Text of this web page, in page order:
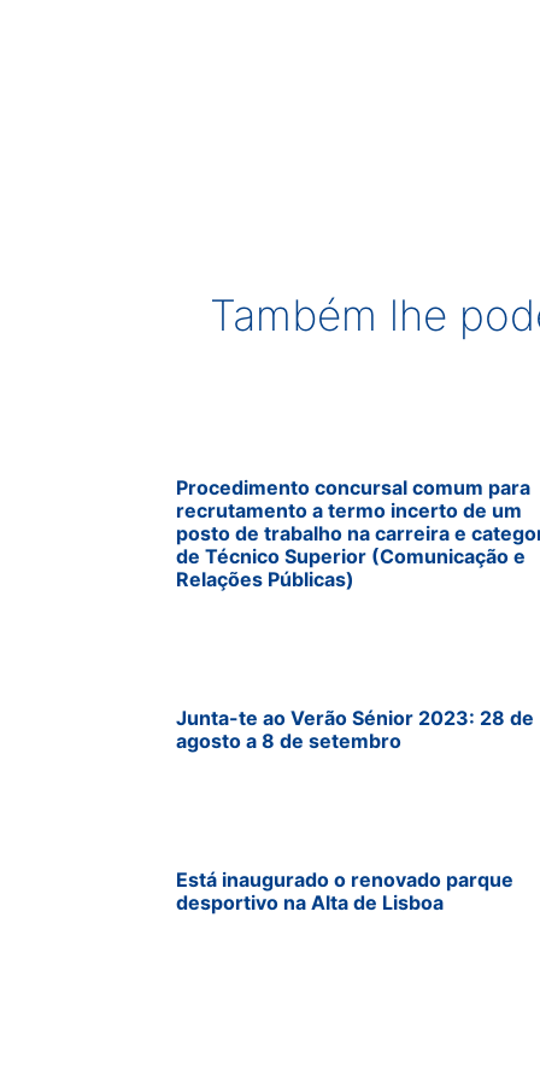
Também lhe
Procedimento concursal comum para
recrutamento a termo incerto de um
posto de trabalho na carreira e
de Técnico Superior (Comunicação e
Relações Públicas)
Junta-te ao Verão Sénior 2023: 28 de
agosto a 8 de setembro
Está inaugurado o renovado parque
desportivo na Alta de Lisboa